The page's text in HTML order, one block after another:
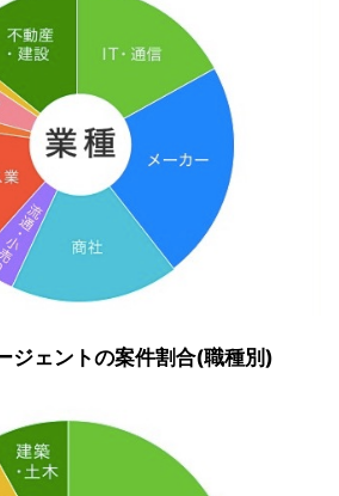
ジェントの案件割合(職種別)